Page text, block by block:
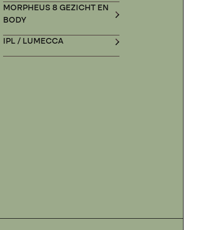
MORPHEUS 8 GEZICHT EN
BODY
IPL / LUMECCA